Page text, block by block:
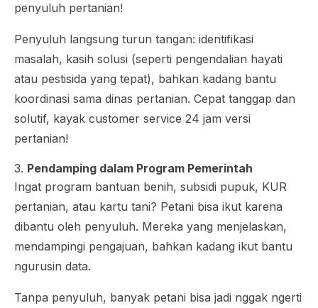
penyuluh pertanian!
Penyuluh langsung turun tangan: identifikasi
masalah, kasih solusi (seperti pengendalian hayati
atau pestisida yang tepat), bahkan kadang bantu
koordinasi sama dinas pertanian. Cepat tanggap dan
solutif, kayak customer service 24 jam versi
pertanian!
3. Pendamping dalam Program Pemerintah
Ingat program bantuan benih, subsidi pupuk, KUR
pertanian, atau kartu tani? Petani bisa ikut karena
dibantu oleh penyuluh. Mereka yang menjelaskan,
mendampingi pengajuan, bahkan kadang ikut bantu
ngurusin data.
Tanpa penyuluh, banyak petani bisa jadi nggak ngerti